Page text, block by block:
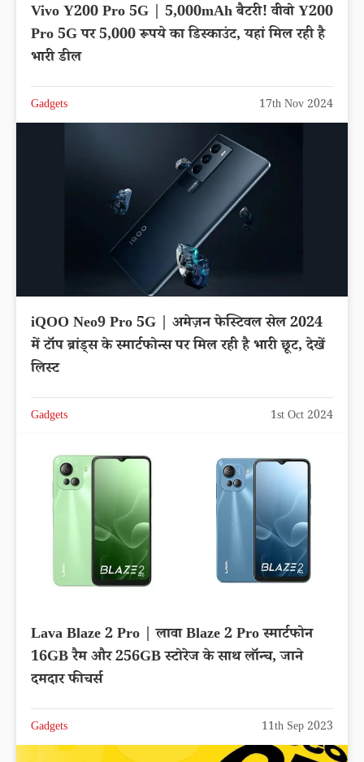
Vivo Y200 Pro 5G | 5,000mAh बैटरी! वीवो Y200
Pro 5G पर 5,000 रूपये का डिस्काउंट, यहां मिल रही है
भारी डील
Gadgets 17th Nov 2024
iQOO Neo9 Pro 5G | अमेज़न फेस्टिवल सेल 2024
में टॉप ब्रांड्स के स्मार्टफोन्स पर मिल रही है भारी छूट, देखें
लिस्ट
Gadgets 1st Oct 2024
Lava Blaze 2 Pro | लावा Blaze 2 Pro स्मार्टफोन
16GB रैम और 256GB स्टोरेज के साथ लॉन्च, जाने
दमदार फीचर्स
Gadgets 11th Sep 2023